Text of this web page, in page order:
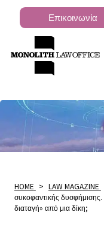
Επικοινωνία
HOME > LAW MAGAZINE
συκοφαντικής
διαταγή» από μια δίκη;